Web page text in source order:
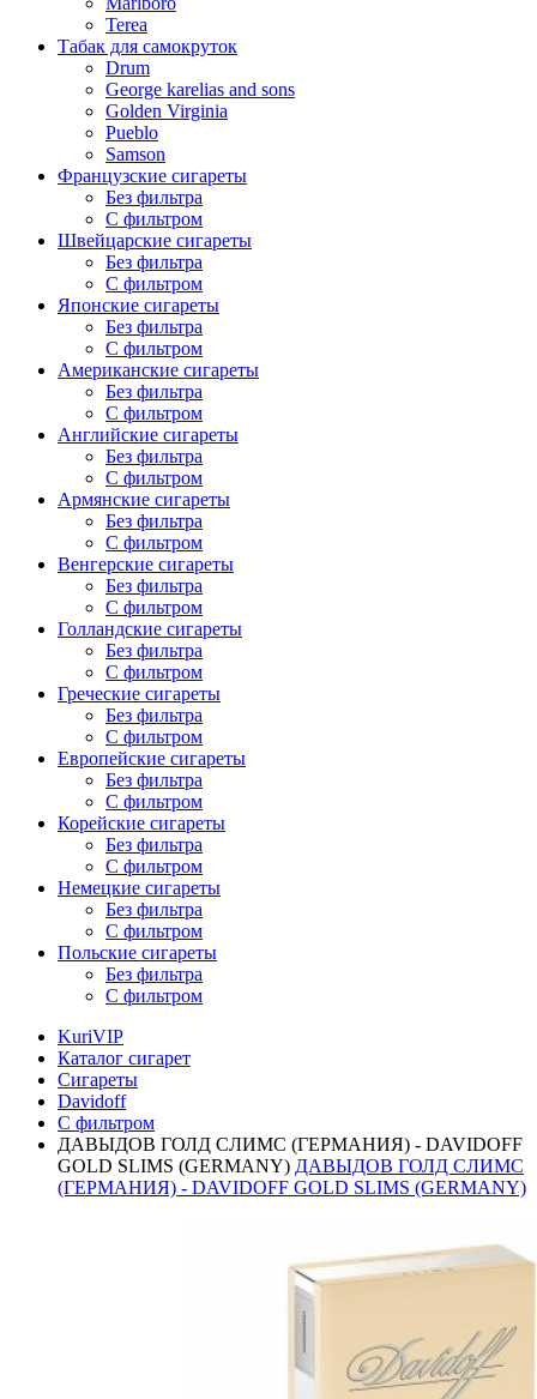
Terea
Табак для самокруток
Drum
George karelias and sons
Golden Virginia
Pueblo
Samson
Французские сигареты
Без фильтра
С фильтром
Швейцарские сигареты
Без фильтра
С фильтром
Японские сигареты
Без фильтра
С фильтром
Американские сигареты
Без фильтра
С фильтром
Английские сигареты
Без фильтра
С фильтром
Армянские сигареты
Без фильтра
С фильтром
Венгерские сигареты
Без фильтра
С фильтром
Голландские сигареты
Без фильтра
С фильтром
Греческие сигареты
Без фильтра
С фильтром
Европейские сигареты
Без фильтра
С фильтром
Корейские сигареты
Без фильтра
С фильтром
Немецкие сигареты
Без фильтра
С фильтром
Польские сигареты
Без фильтра
С фильтром
KuriVIP
Каталог сигарет
Сигареты
Davidoff
С фильтром
ДАВЫДОВ ГОЛД СЛИМС (ГЕРМАНИЯ) - DAVIDOFF
GOLD SLIMS (GERMANY) ДАВЫДОВ ГОЛД СЛИМС
(ГЕРМАНИЯ) - DAVIDOFF GOLD SLIMS (GERMANY)